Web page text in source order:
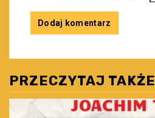
PRZECZYTAJ TAKŻE